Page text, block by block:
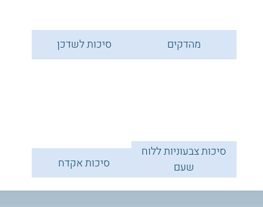
מהדקים סיכות לשדכן
סיכות צבעוניות ללוח
שעם
סיכות אקדח